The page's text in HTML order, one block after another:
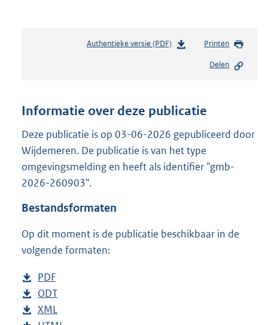
Authentieke versie (PDF)b
n
s
r
o
:
Printen
Delen
Informatie over deze publicatie
Deze publicatie is op 03-06-2026 gepubliceerd door
Wijdemeren. De publicatie is van het type
omgevingsmelding en heeft als identifier "gmb-
2026-260903".
Bestandsformaten
Op dit moment is de publicatie beschikbaar in de
volgende formaten:
D
o
w
PDF
e
s
D
o
ODT
D
XML